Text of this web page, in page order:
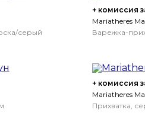
серый
+ комиссия
Mariatheres
Варежка-
+ комиссия
Mariatheres
Прихватка,